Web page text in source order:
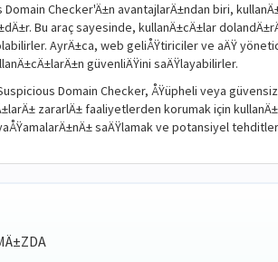
Domain Checker'Ä±n avantajlarÄ±ndan biri,
Bu araç sayesinde, kullanÄ±cÄ±lar
AyrÄ±ca, web geliÅŸtiriciler ve aÄŸ
güvenliÄŸini saÄŸlayabilirler.
Domain Checker, ÅŸüpheli veya
zararlÄ± faaliyetlerden korumak için
saÄŸlamak ve potansiyel